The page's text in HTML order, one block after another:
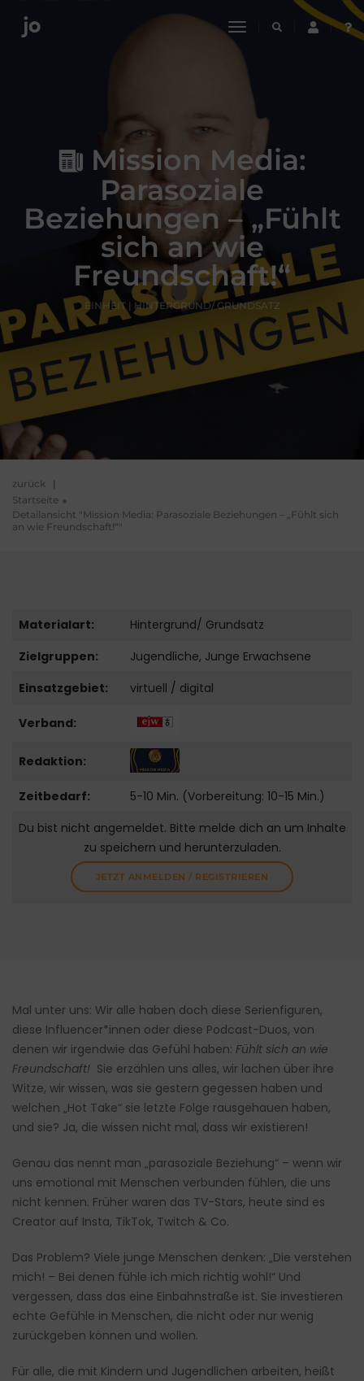
toggle
navigation
Mission Media:
Parasoziale
Beziehungen – „Fühlt
sich an wie
Freundschaft!“
EINHEIT | HINTERGRUND/ GRUNDSATZ
zurück |
Startseite
Detailansicht "Mission Media: Parasoziale Beziehungen – „Fühlt sich
an wie Freundschaft!“"
Materialart:
Hintergrund/ Grundsatz
Zielgruppen:
Jugendliche, Junge Erwachsene
Einsatzgebiet:
virtuell / digital
Verband:
Redaktion:
Zeitbedarf:
5-10 Min. (Vorbereitung: 10-15 Min.)
Du bist nicht angemeldet. Bitte melde dich an um Inhalte
zu speichern und herunterzuladen.
JETZT ANMELDEN / REGISTRIEREN
Mal unter uns: Wir alle haben doch diese Serienfiguren,
diese Influencer*innen oder diese Podcast-Duos, von
denen wir irgendwie das Gefühl haben: Fühlt sich an wie
Freundschaft! Sie erzählen uns alles, wir lachen über ihre
Witze, wir wissen, was sie gestern gegessen haben und
welchen „Hot Take“ sie letzte Folge rausgehauen haben,
und sie? Ja, die wissen nicht mal, dass wir existieren!
Genau das nennt man „parasoziale Beziehung“ – wenn wir
uns emotional mit Menschen verbunden fühlen, die uns
nicht kennen. Früher waren das TV-Stars, heute sind es
Creator auf Insta, TikTok, Twitch & Co.
Das Problem? Viele junge Menschen denken: „Die verstehen
mich! – Bei denen fühle ich mich richtig wohl!“ Und
vergessen, dass das eine Einbahnstraße ist. Sie investieren
echte Gefühle in Menschen, die nicht oder nur wenig
zurückgeben können und wollen.
Für alle, die mit Kindern und Jugendlichen arbeiten, heißt